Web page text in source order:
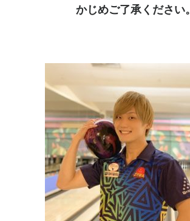
かじめご了承ください。